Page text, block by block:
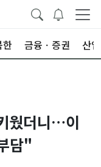
한 금융ㆍ증권 산업
웠더니…이
담"